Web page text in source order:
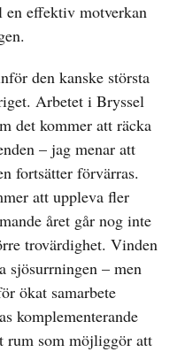
en effektiv motverkan
den kanske största
Arbetet i Bryssel
det kommer att räcka
– jag menar att
fortsätter förvärras.
att uppleva fler
året går nog inte
trovärdighet. Vinden
sjösurrningen – men
ökat samarbete
komplementerande
rum som möjliggör att